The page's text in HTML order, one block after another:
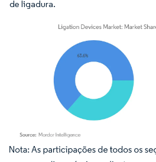
de ligadura.
Imagem © Mordor Intelligence. O reuso